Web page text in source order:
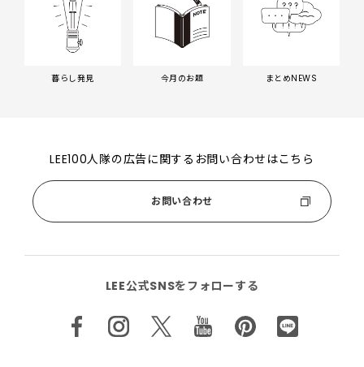
暮らし発見 今月のお題 まとめNEWS
LEE100人隊の広告に関するお問い合わせはこちら
お問い合わせ
LEE公式SNSをフォローする